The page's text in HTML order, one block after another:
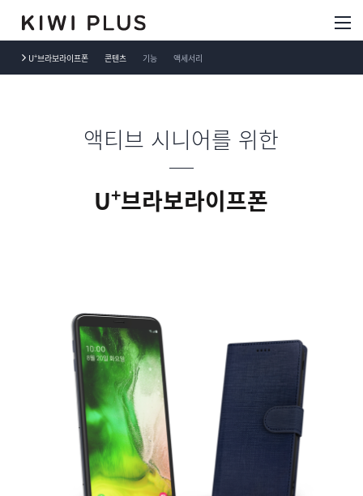
U+브라보라이프폰 콘텐츠 기능 액세서리
액티브 시니어를 위한
U+브라보라이프폰